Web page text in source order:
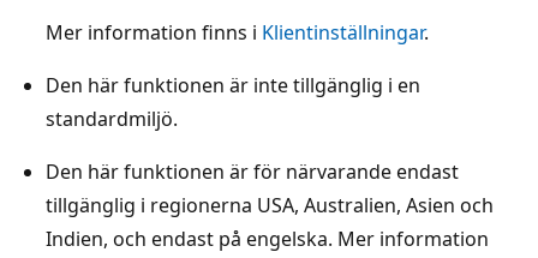
Mer information finns i Klientinställningar.
Den här funktionen är inte tillgänglig i en
standardmiljö.
Den här funktionen är för närvarande endast
tillgänglig i regionerna USA, Australien, Asien och
Indien, och endast på engelska. Mer information